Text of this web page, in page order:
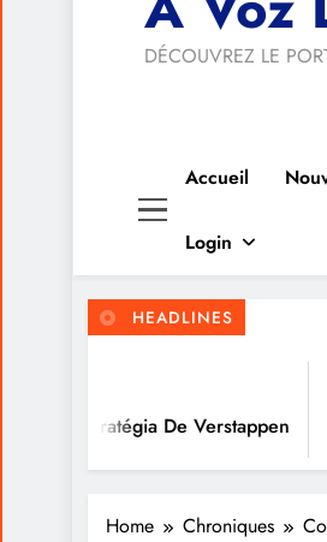
DÉCOUVREZ LE
Accueil
Login
HEADLINES
De Verstappen Do Sonho
Home Chroniques